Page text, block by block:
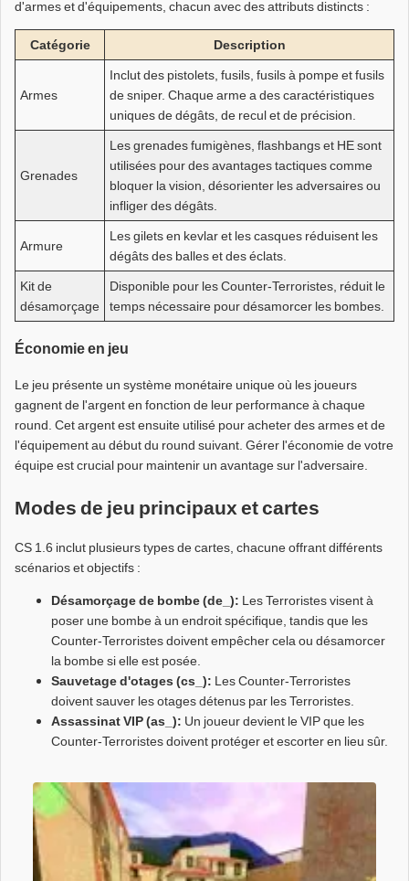
d'armes et d'équipements, chacun avec des attributs distincts :
Catégorie Description
Armes
Inclut des pistolets, fusils, fusils à pompe et fusils
de sniper. Chaque arme a des caractéristiques
uniques de dégâts, de recul et de précision.
Grenades
Les grenades fumigènes, flashbangs et HE sont
utilisées pour des avantages tactiques comme
bloquer la vision, désorienter les adversaires ou
infliger des dégâts.
Armure
Les gilets en kevlar et les casques réduisent les
dégâts des balles et des éclats.
Kit de
désamorçage
Disponible pour les Counter-Terroristes, réduit le
temps nécessaire pour désamorcer les bombes.
Économie en jeu
Le jeu présente un système monétaire unique où les joueurs
gagnent de l'argent en fonction de leur performance à chaque
round. Cet argent est ensuite utilisé pour acheter des armes et de
l'équipement au début du round suivant. Gérer l'économie de votre
équipe est crucial pour maintenir un avantage sur l'adversaire.
Modes de jeu principaux et cartes
CS 1.6 inclut plusieurs types de cartes, chacune offrant différents
scénarios et objectifs :
Désamorçage de bombe (de_): Les Terroristes visent à
poser une bombe à un endroit spécifique, tandis que les
Counter-Terroristes doivent empêcher cela ou désamorcer
la bombe si elle est posée.
Sauvetage d'otages (cs_): Les Counter-Terroristes
doivent sauver les otages détenus par les Terroristes.
Assassinat VIP (as_): Un joueur devient le VIP que les
Counter-Terroristes doivent protéger et escorter en lieu sûr.